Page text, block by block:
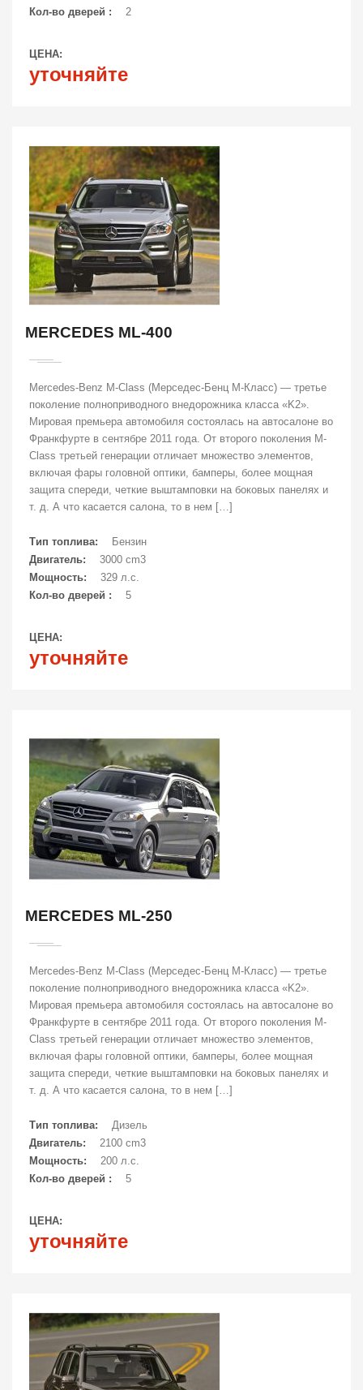
Кол-во дверей : 2
ЦЕНА:
уточняйте
MERCEDES ML-400
Mercedes-Benz M-Class (Мерседес-Бенц М-Класс) — третье
поколение полноприводного внедорожника класса «K2».
Мировая премьера автомобиля состоялась на автосалоне во
Франкфурте в сентябре 2011 года. От второго поколения M-
Class третьей генерации отличает множество элементов,
включая фары головной оптики, бамперы, более мощная
защита спереди, четкие выштамповки на боковых панелях и
т. д. А что касается салона, то в нем […]
Тип топлива:
Бензин
Двигатель:
3000 cm3
Мощность:
329 л.с.
Кол-во дверей :
5
ЦЕНА:
уточняйте
MERCEDES ML-250
Mercedes-Benz M-Class (Мерседес-Бенц М-Класс) — третье
поколение полноприводного внедорожника класса «K2».
Мировая премьера автомобиля состоялась на автосалоне во
Франкфурте в сентябре 2011 года. От второго поколения M-
Class третьей генерации отличает множество элементов,
включая фары головной оптики, бамперы, более мощная
защита спереди, четкие выштамповки на боковых панелях и
т. д. А что касается салона, то в нем […]
Тип топлива:
Дизель
Двигатель:
2100 cm3
Мощность:
200 л.с.
Кол-во дверей :
5
ЦЕНА:
уточняйте